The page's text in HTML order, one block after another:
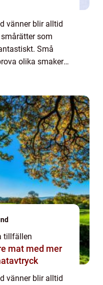
vänner blir alltid
som
Små
olika smaker,
tillfällen
vänner blir alltid